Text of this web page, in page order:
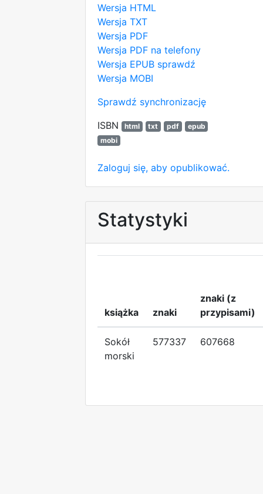
Wersja HTML
Wersja TXT
Wersja PDF
Wersja PDF na telefony
Wersja EPUB sprawdź
Wersja MOBI
Sprawdź synchronizację
ISBN
html txt pdf
epub
mobi
Zaloguj się, aby opublikować.
Statystyki
książka znaki
znaki (z
przypisami)
Sokół
morski
577337 607668